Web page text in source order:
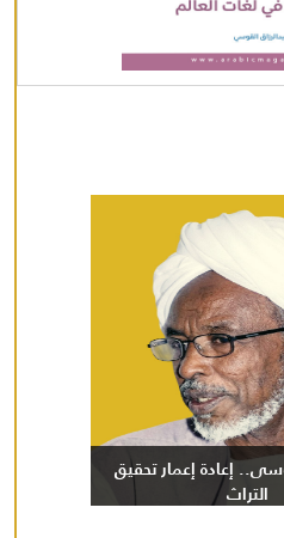
إعادة إعمار تحقيق
التراث